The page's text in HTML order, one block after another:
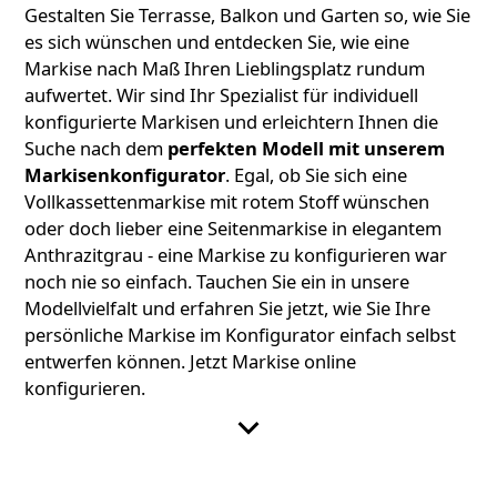
Gestalten Sie Terrasse, Balkon und Garten so, wie Sie
es sich wünschen und entdecken Sie, wie eine
Markise nach Maß Ihren Lieblingsplatz rundum
aufwertet. Wir sind Ihr Spezialist für individuell
konfigurierte Markisen und erleichtern Ihnen die
Suche nach dem perfekten Modell mit unserem
Markisenkonfigurator. Egal, ob Sie sich eine
Vollkassettenmarkise mit rotem Stoff wünschen
oder doch lieber eine Seitenmarkise in elegantem
Anthrazitgrau - eine Markise zu konfigurieren war
noch nie so einfach. Tauchen Sie ein in unsere
Modellvielfalt und erfahren Sie jetzt, wie Sie Ihre
persönliche Markise im Konfigurator einfach selbst
entwerfen können. Jetzt Markise online
konfigurieren.